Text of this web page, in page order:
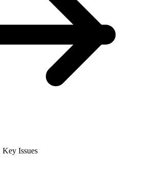
Key Issues